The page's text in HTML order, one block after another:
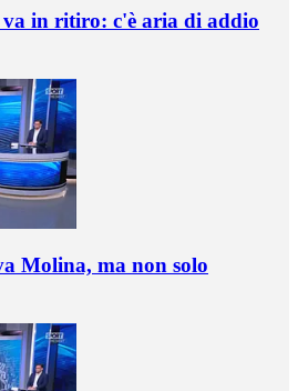
in ritiro: c'è aria di addio
Molina, ma non solo